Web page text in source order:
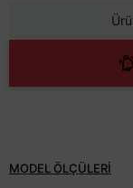
MODEL ÖLÇÜLERİ